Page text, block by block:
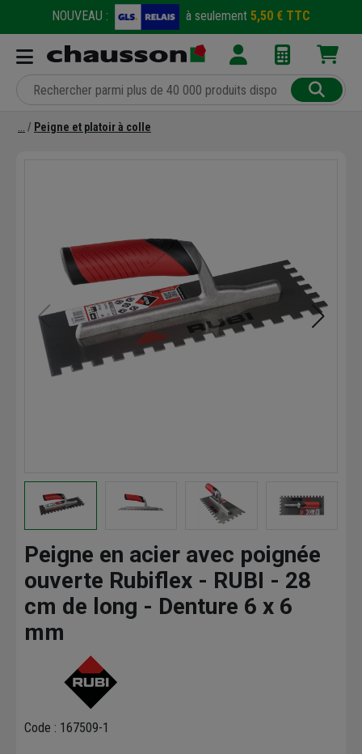
NOUVEAU : à seulement 5,50 € TTC
Peigne et platoir à colle
Peigne en acier avec poignée
ouverte Rubiflex - RUBI - 28
cm de long - Denture 6 x 6
mm
Code : 167509-1